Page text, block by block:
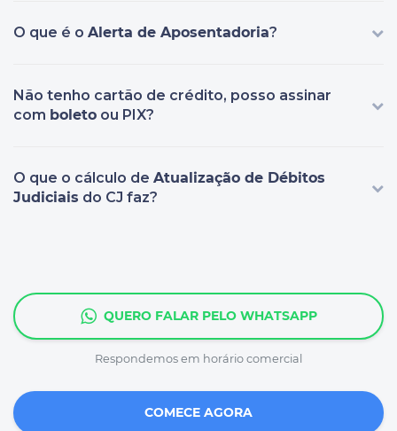
O que é o Alerta de Aposentadoria?
Não tenho cartão de crédito, posso assinar
com boleto ou PIX?
O que o cálculo de Atualização de Débitos
Judiciais do CJ faz?
QUERO FALAR PELO WHATSAPP
Respondemos em horário comercial
COMECE AGORA